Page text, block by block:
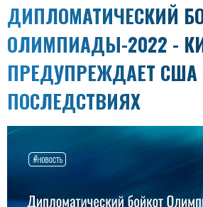
ДИПЛОМАТИЧЕСКИЙ
ОЛИМПИАДЫ-2022 -
ПРЕДУПРЕЖДАЕТ США
ПОСЛЕДСТВИЯХ